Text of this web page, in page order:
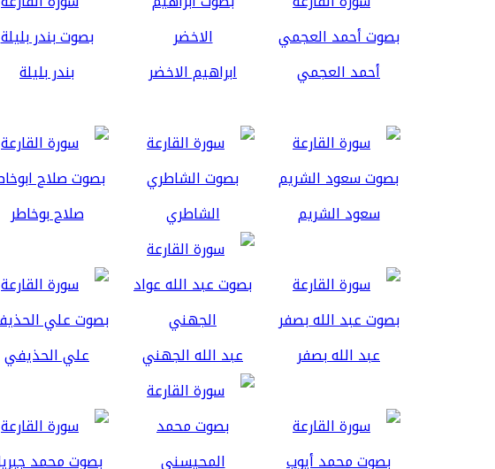
أحمد العجمي ابراهيم الاخضر بندر بليلة
سعود الشريم الشاطري صلاح بوخاطر
عبد الله بصفر عبد الله الجهني علي الحذيفي